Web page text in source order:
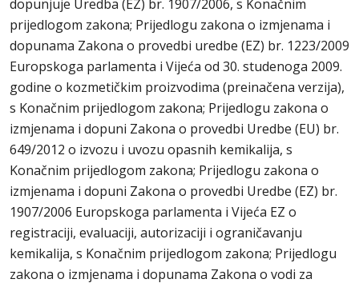
dopunjuje Uredba (EZ) br. 1907/2006, s Konačnim
prijedlogom zakona; Prijedlogu zakona o izmjenama i
dopunama Zakona o provedbi uredbe (EZ) br. 1223/2009
Europskoga parlamenta i Vijeća od 30. studenoga 2009.
godine o kozmetičkim proizvodima (preinačena verzija),
s Konačnim prijedlogom zakona; Prijedlogu zakona o
izmjenama i dopuni Zakona o provedbi Uredbe (EU) br.
649/2012 o izvozu i uvozu opasnih kemikalija, s
Konačnim prijedlogom zakona; Prijedlogu zakona o
izmjenama i dopuni Zakona o provedbi Uredbe (EZ) br.
1907/2006 Europskoga parlamenta i Vijeća EZ o
registraciji, evaluaciji, autorizaciji i ograničavanju
kemikalija, s Konačnim prijedlogom zakona; Prijedlogu
zakona o izmjenama i dopunama Zakona o vodi za